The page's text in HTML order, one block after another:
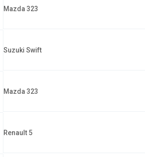
Mazda 323
Suzuki Swift
Mazda 323
Renault 5